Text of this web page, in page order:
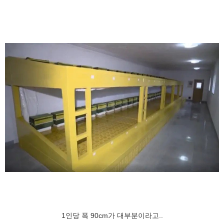
1인당 폭 90cm가 대부분이라고..